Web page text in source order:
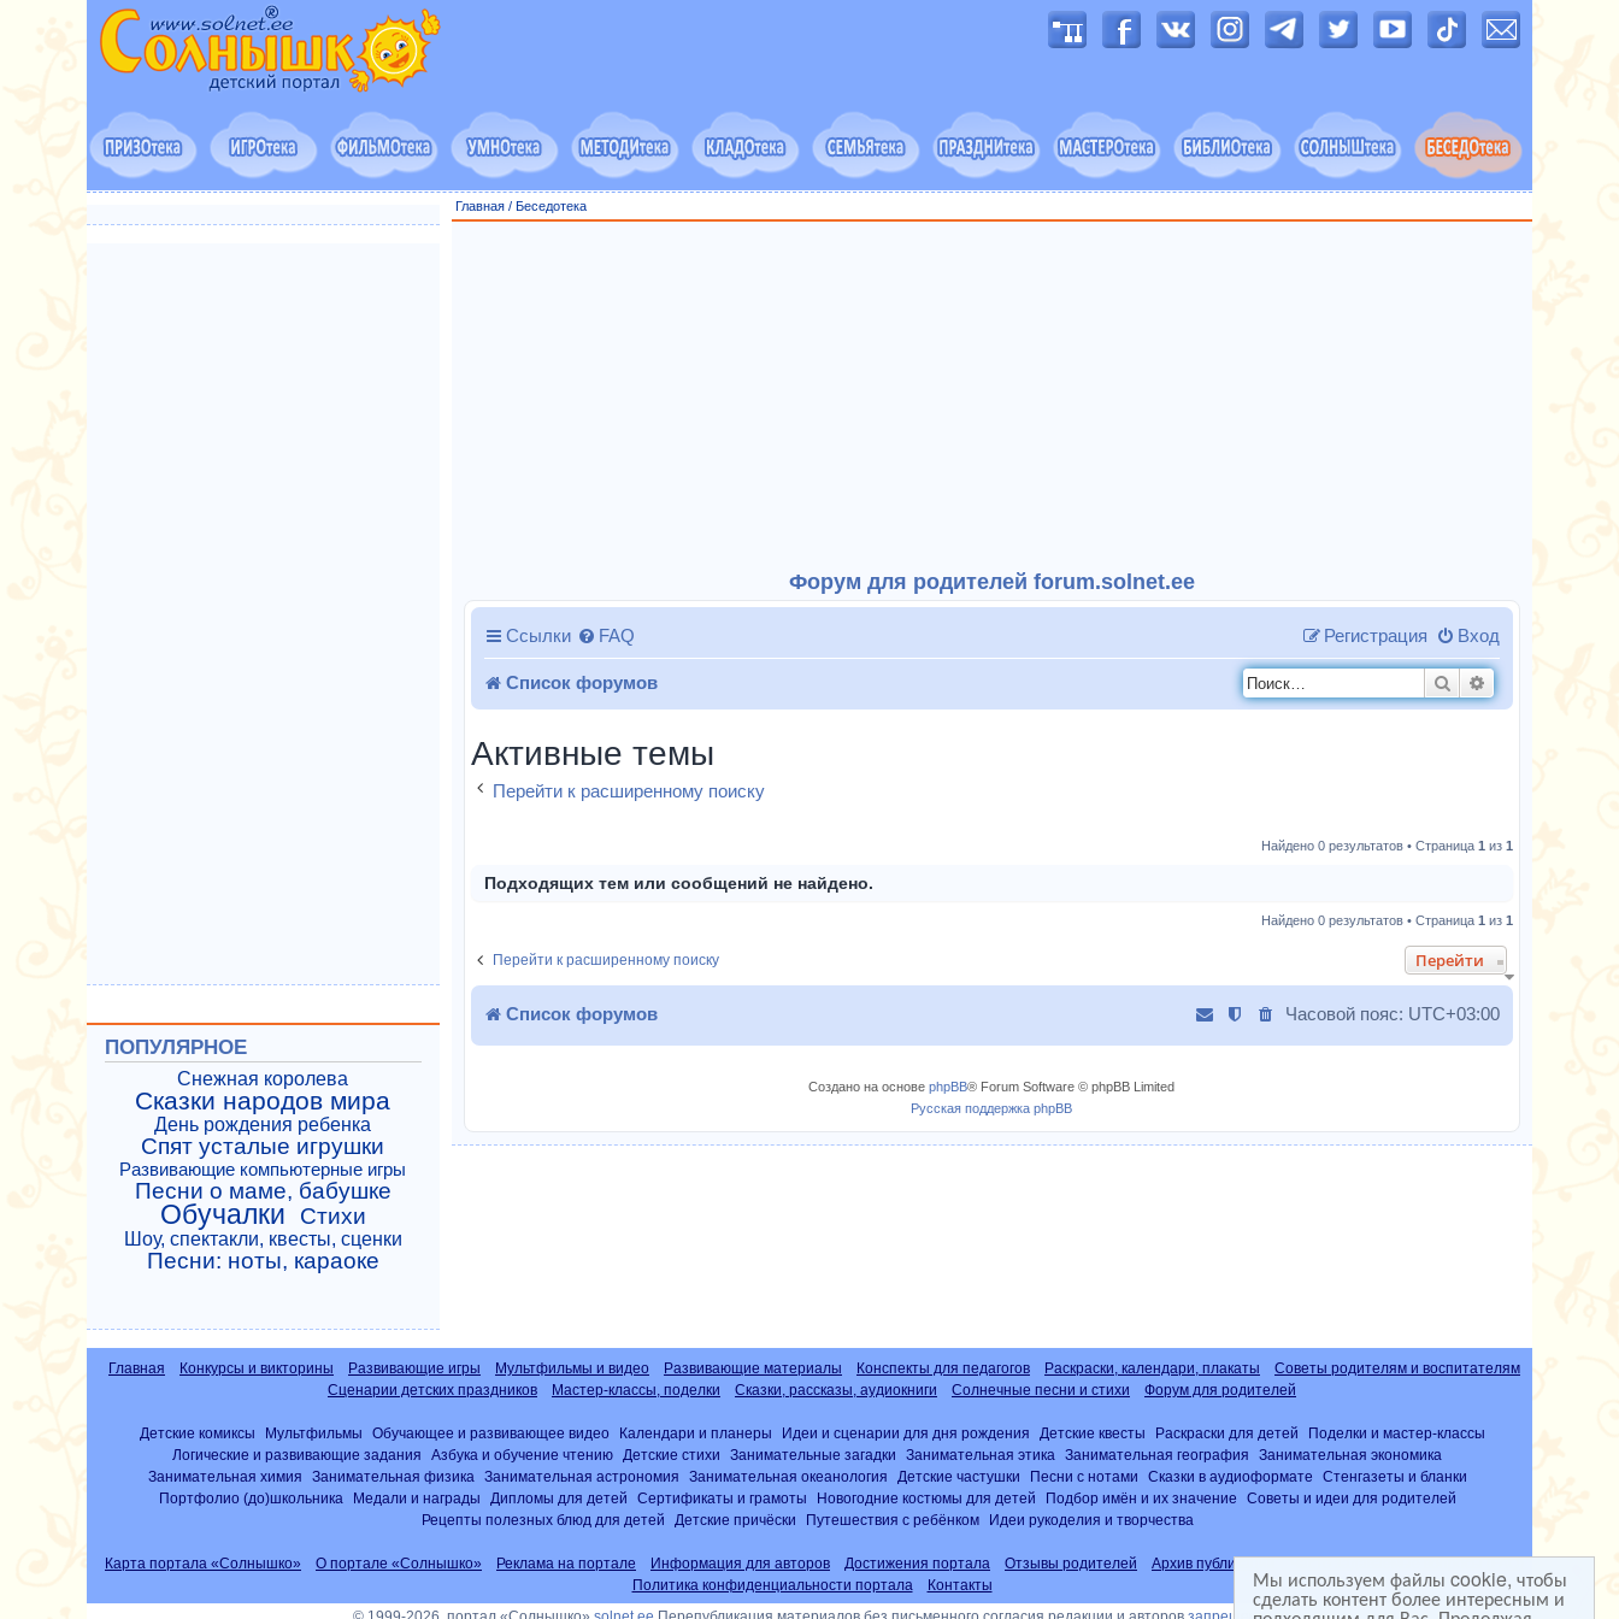
Мы используем файлы cookie, чтобы
сделать контент более интересным и
Главная/ Беседотека
Форум для родителей forum.solnet.ee
Ссылки FAQ Вход
Регистрация
Список форумов Поиск
Активные темы
Перейти к расширенному поиску
Найдено 0 результатов • Страница 1 из 1
Подходящих тем или сообщений не найдено.
Найдено 0 результатов • Страница 1 из 1
Перейти к расширенному поиску Перейти
Список форумов Часовой пояс: UTC+03:00
Создано на основеphpBB® Forum Software © phpBB Limited
Русская поддержка phpBB
ПОПУЛЯРНОЕ
Снежная королева
Сказки народов мира
День рождения ребенка
Спят усталые игрушки
Развивающие компьютерные игры
Песни о маме, бабушке
Обучалки Стихи
Шоу, спектакли, квесты, сценки
Песни: ноты, караоке
Главная Конкурсы и викторины Развивающие игры Мультфильмы и видео Развивающие материалы Конспекты для педагогов Раскраски, календари, плакаты
Советы родителям и воспитателям
Сценарии детских праздников
Мастер-классы, поделки Сказки, рассказы, аудиокниги Солнечные песни и стихи Форум для родителей
Детские комиксы Мультфильмы Обучающее и развивающее видео Календари и планеры Идеи и сценарии для дня рождения Детские квесты Раскраски для детей
Поделки и мастер-классы
Логические и развивающие задания
Азбука и обучение чтению Детские стихи Занимательные загадки Занимательная этика Занимательная география
Занимательная экономика
Занимательная химия
Занимательная физика Занимательная астрономия Занимательная океанология Детские частушки Песни с нотами Сказки в аудиоформате
Стенгазеты и бланки
Портфолио (до)школьника
Медали и награды Дипломы для детей Сертификаты и грамоты Новогодние костюмы для детей Подбор имён и их значение
Советы и идеи для родителей
Рецепты полезных блюд для детей
Детские причёски Путешествия с ребёнком Идеи рукоделия и творчества
Карта портала «Солнышко» О портале «Солнышко» Реклама на портале Информация для авторов Достижения портала Отзывы родителей Архив публикаций
Политика конфиденциальности портала
Контакты